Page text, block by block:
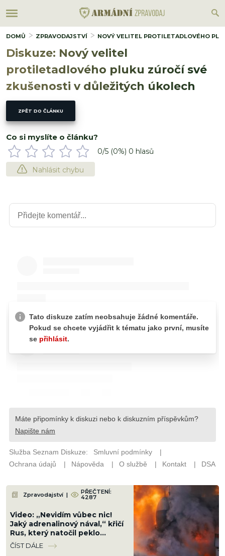
DOMŮ ZPRAVODAJSTVÍ NOVÝ VELITEL PROTILETADLOVÉHO
Diskuze: Nový velitel
protiletadlového pluku zúročí své
zkušenosti v důležitých úkolech
ZPĚT DO ČLÁNKU
Co si myslíte o článku?
0/5 (0%) 0 hlasů
Nahlásit chybu
Zpravodajství | PŘEČTENÍ:
4287
Video: „Nevidím vůbec nic!
Jaký adrenalinový nával,“ křičí
Rus, který natočil peklo
přichystané Ukrajinci cestou
na Krym
ČÍST DÁLE